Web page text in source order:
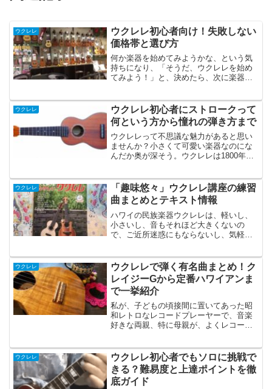
ウクレレ
ウクレレ初心者向け！失敗しない
価格帯と選び方
何か楽器を始めてみようかな、という気
持ちになり、「そうだ、ウクレレを始め
てみよう！」と、決めたら、次に楽器を
す。すでに、ギターやベースを弾いてい
て、ウクレレも買う方は、...
ウクレレ
ウクレレ初心者にストロークって
何という方から憧れの弾き方まで
ウクレレって不思議な魅力があると思い
ませんか？小さくて可愛い楽器なのにな
んだか奥が深そう。ウクレレは1800年代
るといわれています。ハワイ語で
「uku（ウク）」が「蚤（...
ウクレレ
「趣味悠々」ウクレレ講座の練習
曲まとめとテキスト情報
ハワイの民族楽器ウクレレは、軽いし、
小さいし、音もそれほど大きくないの
で、ご近所迷惑にもならないし、気軽に
れる癒し系楽器の代表格「ウクレレ」老
若男女問わず愛好家が、増え...
ウクレレ
ウクレレで弾く有名曲まとめ！ク
レイジーGから定番ハワイアンま
で一挙紹介
私が、子どもの頃接間に置いてあった昭
和レトロなレコードプレーヤーで、音楽
好きな両親、特に母親が、よくレコード
静かなブームですよね。母は、洋画が、
とても好きでしたので、映...
ウクレレ
ウクレレ初心者でもソロに挑戦で
きる？難易度と上達ポイントを徹
底ガイド